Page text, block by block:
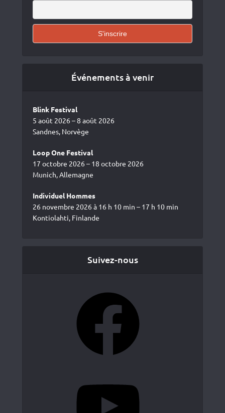
Événements à venir
Blink Festival
5 août 2026 – 8 août 2026
Sandnes, Norvège
Loop One Festival
17 octobre 2026 – 18 octobre 2026
Munich, Allemagne
Individuel Hommes
26 novembre 2026 à 16 h 10 min – 17 h 10 min
Kontiolahti, Finlande
Suivez-nous